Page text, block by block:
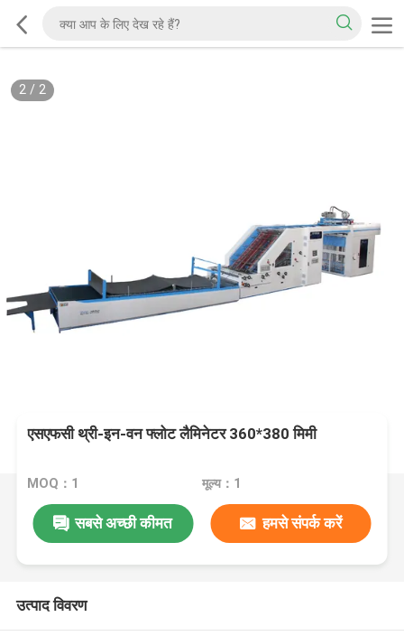
2/ 2
एसएफसी थ्री-इन-वन फ्लोट लैमिनेटर 360*380 मिमी
MOQ：1 मूल्य：1
सबसे अच्छी कीमत हमसे संपर्क करें
उत्पाद विवरण